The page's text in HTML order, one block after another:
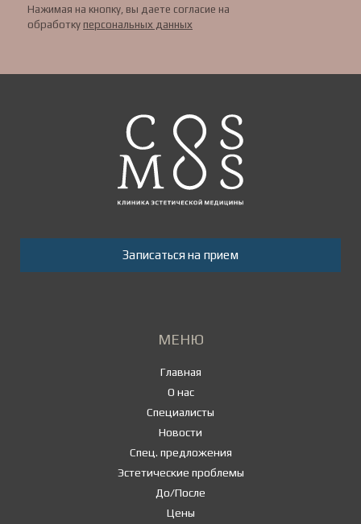
Нажимая на кнопку, вы даете согласие на
обработку персональных данных
Записаться на прием
МЕНЮ
Главная
О нас
Специалисты
Новости
Спец. предложения
Эстетические проблемы
До/После
Цены